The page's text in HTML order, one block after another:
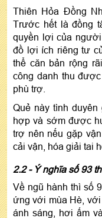
Thiên Hỏa Đồng
Trước hết là đồng
quyền lợi của
đồ lợi ích riêng tư
thể căn bản rộng
công danh thu
phù trợ.
Quẻ này tình
hợp và sớm được
trợ nên nếu gặp
cải vận, hóa giải tai
2.2 - Ý nghĩa số 93
Về ngũ hành thì số
ứng với mùa Hè,
ánh sáng, hơi ấm